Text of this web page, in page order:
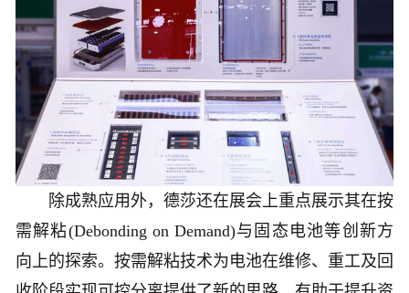
除成熟应用外，德莎还在展会上重点展示其在按
需解粘(Debonding on Demand)与固态电池等创新方
向上的探索。按需解粘技术为电池在维修、重工及回